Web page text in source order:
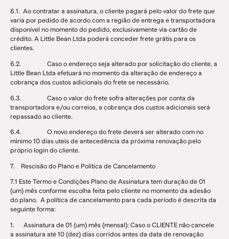
6.1. Ao contratar a assinatura, o cliente pagará pelo valor do frete que
varia por pedido de acordo com a região de entrega e transportadora
disponível no momento do pedido, exclusivamente via cartão de
crédito. A Little Bean Ltda poderá conceder frete grátis para os
clientes.
6.2. Caso o endereço seja alterado por solicitação do cliente, a
Little Bean Ltda efetuará no momento da alteração de endereço a
cobrança dos custos adicionais do frete se necessário.
6.3. Caso o valor do frete sofra alterações por conta da
transportadora e/ou correios, a cobrança dos custos adicionais será
repassado ao cliente.
6.4. O novo endereço do frete deverá ser alterado com no
mínimo 10 dias uteis de antecedência da próxima renovação pelo
próprio login do cliente.
7. Rescisão do Plano e Politica de Cancelamento
7.1 Este Termo e Condições Plano de Assinatura tem duração de 01
(um) mês conforme escolha feita pelo cliente no momento da adesão
do plano. A política de cancelamento para cada período é descrita da
seguinte forma:
1. Assinatura de 01 (um) mês (mensal): Caso o CLIENTE não cancele
a assinatura até 10 (dez) dias corridos antes da data de renovação